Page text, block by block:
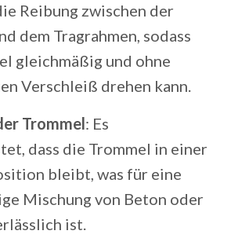
Reibung zwischen der
dem Tragrahmen, sodass
gleichmäßig und ohne
Verschleiß drehen kann.
Trommel: Es
dass die Trommel in einer
bleibt, was für eine
Mischung von Beton oder
ist.